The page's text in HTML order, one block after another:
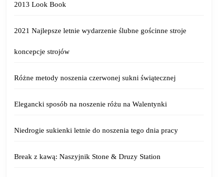
2013 Look Book
2021 Najlepsze letnie wydarzenie ślubne gościnne stroje
koncepcje strojów
Różne metody noszenia czerwonej sukni świątecznej
Elegancki sposób na noszenie różu na Walentynki
Niedrogie sukienki letnie do noszenia tego dnia pracy
Break z kawą: Naszyjnik Stone & Druzy Station